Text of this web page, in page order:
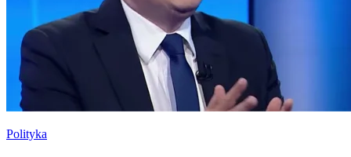
Polityka